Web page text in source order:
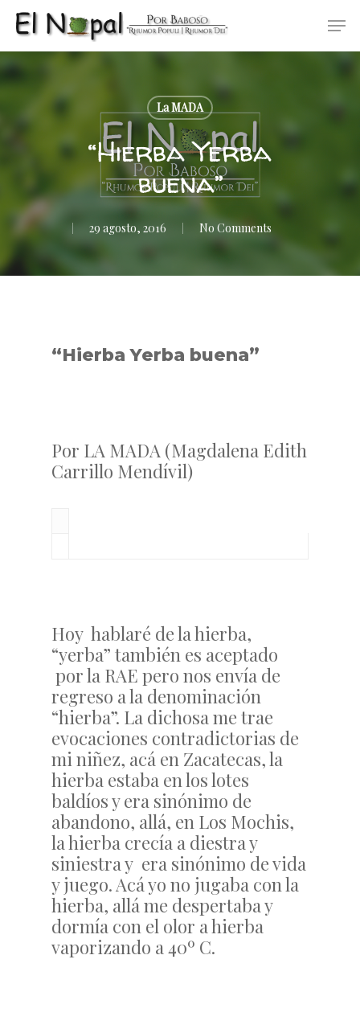
Skip
main
content
La MADA
“Hierba Yerba
buena”
29 agosto, 2016 No Comments
“Hierba Yerba buena”
Por LA MADA (Magdalena Edith
Carrillo Mendívil)
Hoy hablaré de la hierba,
“yerba” también es aceptado
por la RAE pero nos envía de
regreso a la denominación
“hierba”. La dichosa me trae
evocaciones contradictorias de
mi niñez, acá en Zacatecas, la
hierba estaba en los lotes
baldíos y era sinónimo de
abandono, allá, en Los Mochis,
la hierba crecía a diestra y
siniestra y era sinónimo de vida
y juego. Acá yo no jugaba con la
hierba, allá me despertaba y
dormía con el olor a hierba
vaporizando a 40º C.